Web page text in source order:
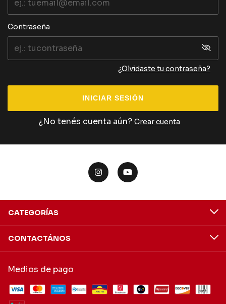
Contraseña
¿Olvidaste tu contraseña?
INICIAR SESIÓN
¿No tenés cuenta aún? Crear cuenta
CATEGORÍAS
CONTACTÁNOS
Medios de pago